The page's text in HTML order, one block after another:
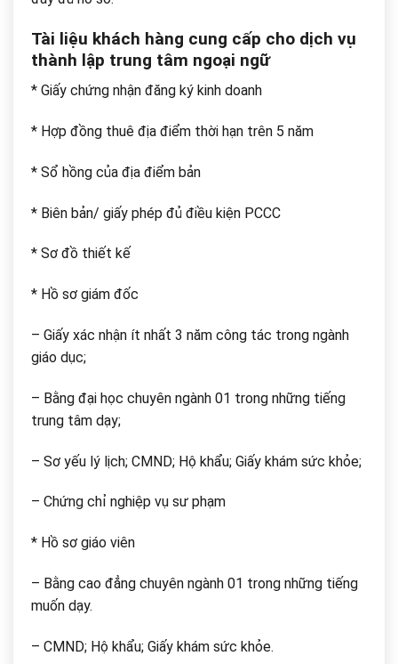
Tài liệu khách hàng cung cấp cho dịch vụ
thành lập trung tâm ngoại ngữ
* Giấy chứng nhận đăng ký kinh doanh
* Hợp đồng thuê địa điểm thời hạn trên 5 năm
* Sổ hồng của địa điểm bản
* Biên bản/ giấy phép đủ điều kiện PCCC
* Sơ đồ thiết kế
* Hồ sơ giám đốc
– Giấy xác nhận ít nhất 3 năm công tác trong ngành
giáo dục;
– Bằng đại học chuyên ngành 01 trong những tiếng
trung tâm dạy;
– Sơ yếu lý lịch; CMND; Hộ khẩu; Giấy khám sức khỏe;
– Chứng chỉ nghiệp vụ sư phạm
* Hồ sơ giáo viên
– Bằng cao đẳng chuyên ngành 01 trong những tiếng
muốn dạy.
– CMND; Hộ khẩu; Giấy khám sức khỏe.